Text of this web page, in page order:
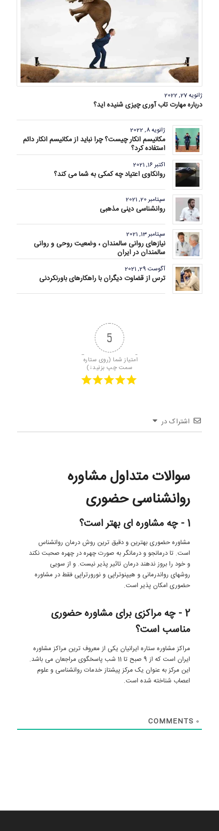
ژانویه 27, 2022
درباره مهارت تاب آوری چیزی شنیده اید؟
ژانویه 8, 2022
مکانیسم انکار چیست؟ چرا نباید از مکانیسم انکار دائم
استفاده کرد؟
اکتبر 16, 2021
روانکاوی اعتیاد چه کمکی به شما می کند؟
سپتامبر 20, 2021
روانشناسی دینی مذهبی
سپتامبر 13, 2021
نیازهای روانی سالمندان ، وضعیت روحی و روانی
سالمندان در ایران
آگوست 29, 2021
ترس از قضاوت دیگران با راهکارهای باورنکردنی
5
امتیاز شما (روی ستاره
سمت چپ بزنید↓)
اشتراک در
سوالات متداول مشاوره
روانشناسی حضوری
1 - چه مشاوره ای بهتر است؟
مشاوره حضوری بهترین و دقیق ترین روش درمان روانشناس
است. تا درمانجو و درمانگر به صورت چهره در چهره صحبت نکند
و خود را بروز ندهند درمان تاثیر پذیر نیست. و از سویی
روشهای رواندرمانی و هیپنوتراپی و نورورتراپی فقط در مشاوره
حضوری امکان پذیر است.
2 - چه مراکزی برای مشاوره حضوری
مناسب است؟
مراکز مشاوره ستاره ایرانیان یکی از معروف ترین مراکز مشاوره
ایران است که از 9 صبح تا 11 شب پاسخگوی مراجعان می باشد.
این مرکز به عنوان یک مرکز پیشتاز خدمات روانشناسی و علوم
اعصاب شناخته شده است.
0